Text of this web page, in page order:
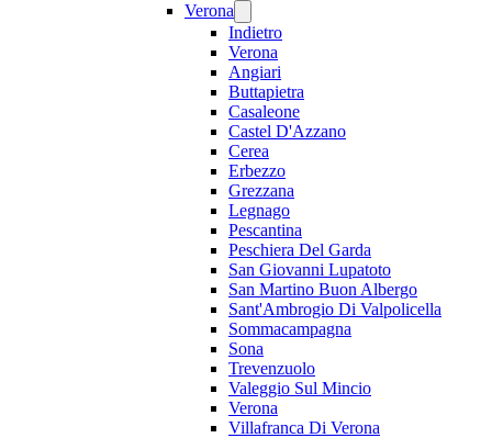
Verona
Indietro
Verona
Angiari
Buttapietra
Casaleone
Castel D'Azzano
Cerea
Erbezzo
Grezzana
Legnago
Pescantina
Peschiera Del Garda
San Giovanni Lupatoto
San Martino Buon Albergo
Sant'Ambrogio Di Valpolicella
Sommacampagna
Sona
Trevenzuolo
Valeggio Sul Mincio
Verona
Villafranca Di Verona